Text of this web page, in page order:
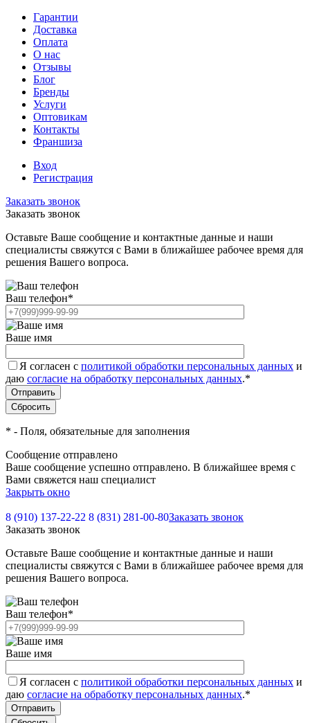
Гарантии
Доставка
Оплата
О нас
Отзывы
Блог
Бренды
Услуги
Оптовикам
Контакты
Франшиза
Вход
Регистрация
Заказать звонок
Заказать звонок
Оставьте Ваше сообщение и контактные данные и наши
специалисты свяжутся с Вами в ближайшее рабочее время для
решения Вашего вопроса.
Ваш телефон*
Ваше имя
Я согласен с политикой обработки персональных данных и
даю согласие на обработку персональных данных.*
* - Поля, обязательные для заполнения
Сообщение отправлено
Ваше сообщение успешно отправлено. В ближайшее время с
Вами свяжется наш специалист
Закрыть окно
8 (910) 137-22-22 8 (831) 281-00-80Заказать звонок
Заказать звонок
Оставьте Ваше сообщение и контактные данные и наши
специалисты свяжутся с Вами в ближайшее рабочее время для
решения Вашего вопроса.
Ваш телефон*
Ваше имя
Я согласен с политикой обработки персональных данных и
даю согласие на обработку персональных данных.*